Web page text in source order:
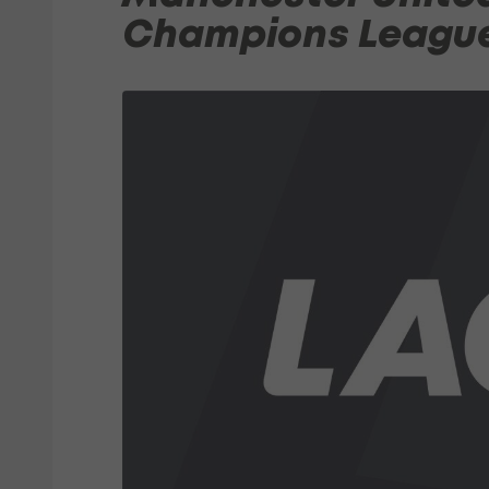
Champions